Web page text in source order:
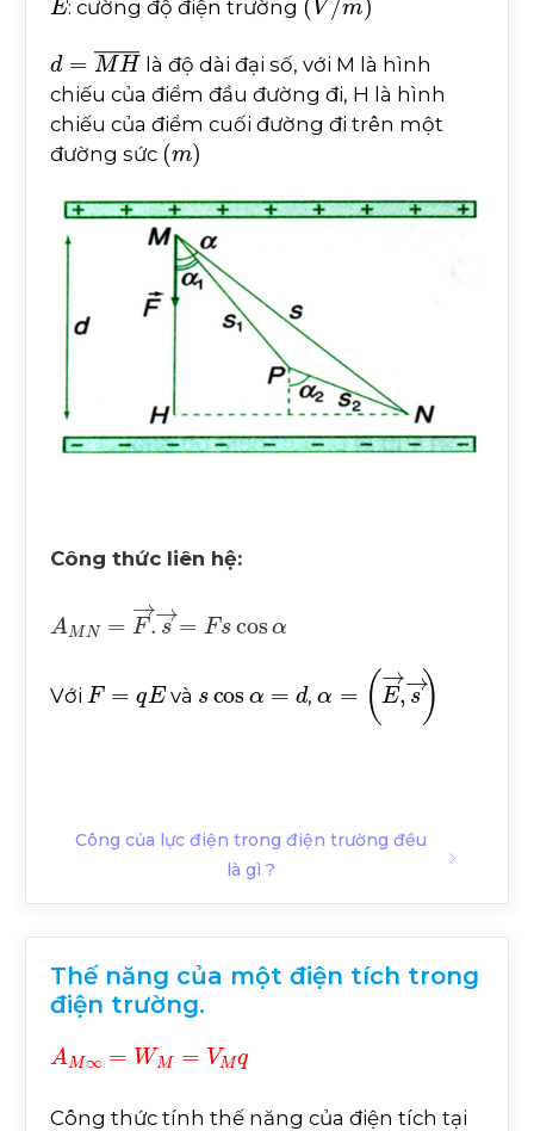
: cường độ điện trường
d
MH¯ là độ dài đại số, với M là hình
chiếu của điểm đầu đường đi, H là hình
chiếu của điểm cuối đường đi trên một
đường sức (m)
Công thức liên hệ:
A F→.s →=
Với F= và , ,s→)
Công của lực điện trong điện trường đều
là gì ?
Thế năng của một điện tích trong
điện trường.
A
WM Mq
Công thức tính thế năng của điện tích tại